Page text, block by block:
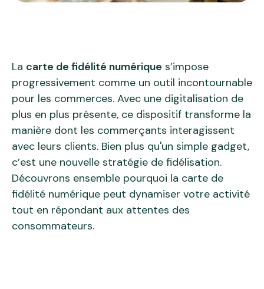
La carte de fidélité numérique s’impose
progressivement comme un outil incontournable
pour les commerces. Avec une digitalisation de
plus en plus présente, ce dispositif transforme la
manière dont les commerçants interagissent
avec leurs clients. Bien plus qu'un simple gadget,
c’est une nouvelle stratégie de fidélisation.
Découvrons ensemble pourquoi la carte de
fidélité numérique peut dynamiser votre activité
tout en répondant aux attentes des
consommateurs.